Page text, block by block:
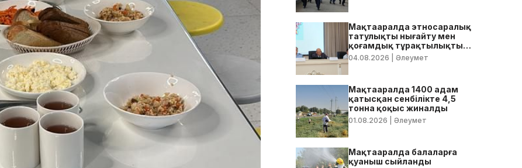
Мақтааралда этносаралық
татулықты нығайту мен
қоғамдық тұрақтылықты
қамтамасыз ету бойынша
жедел кеңес өтті
04.08.2026 | Әлеумет
Мақтааралда 1400 адам
қатысқан сенбілікте 4,5
тонна қоқыс жиналды
01.08.2026 | Әлеумет
Мақтааралда балаларға
қуаныш сыйланды